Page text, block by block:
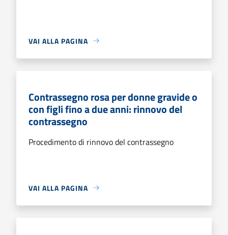
VAI ALLA PAGINA
Contrassegno rosa per donne gravide o
con figli fino a due anni: rinnovo del
contrassegno
Procedimento di rinnovo del contrassegno
VAI ALLA PAGINA